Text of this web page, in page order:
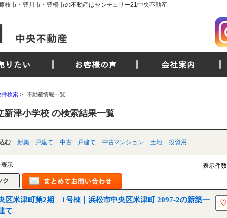
枝市・豊川市・豊橋市の不動産はセンチュリー21中央不動産
りたい お客様の声 会社案内
件検索 > 不動産情報一覧
新津小学校 の検索結果一覧
む 新築一戸建て 中古一戸建て 中古マンション 土地 投資用
表示 表示件数
区米津町第2期 1号棟｜浜松市中央区米津町 2097-2の新築一
て